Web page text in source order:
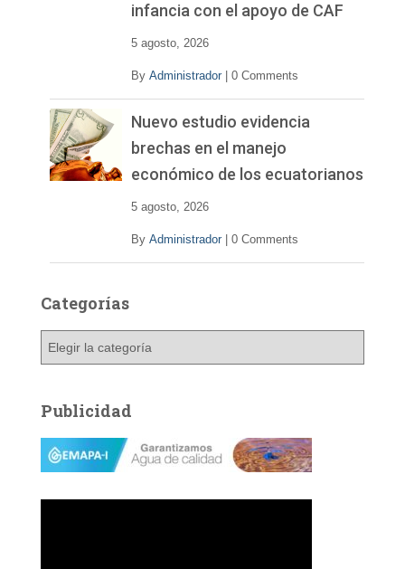
infancia con el apoyo de CAF
5 agosto, 2026
By Administrador 0 Comments
Nuevo estudio evidencia
brechas en el manejo
económico de los ecuatorianos
5 agosto, 2026
By Administrador 0 Comments
Categorías
g
o
a
Publicidad